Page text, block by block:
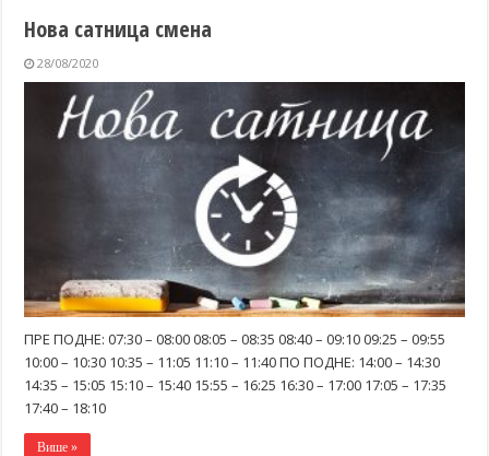
Нова сатница смена
28/08/2020
ПРЕ ПОДНЕ: 07:30 – 08:00 08:05 – 08:35 08:40 – 09:10 09:25 – 09:55
10:00 – 10:30 10:35 – 11:05 11:10 – 11:40 ПО ПОДНЕ: 14:00 – 14:30
14:35 – 15:05 15:10 – 15:40 15:55 – 16:25 16:30 – 17:00 17:05 – 17:35
17:40 – 18:10
Више »